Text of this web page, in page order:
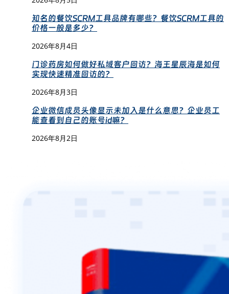
知名的餐饮SCRM工具品牌有哪些？餐饮SCRM工具的
价格一般是多少？
2026年8月4日
门诊药房如何做好私域客户回访？海王星辰海是如何
实现快速精准回访的？
2026年8月3日
企业微信成员头像显示未加入是什么意思？企业员工
能查看到自己的账号id嘛？
2026年8月2日